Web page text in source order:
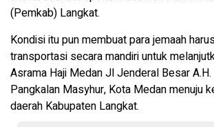
(Pemkab) Langkat.
Kondisi itu pun membuat para jemaah
transportasi secara mandiri untuk
Asrama Haji Medan Jl Jenderal Besar
Pangkalan Masyhur, Kota Medan menuju
daerah Kabupaten Langkat.